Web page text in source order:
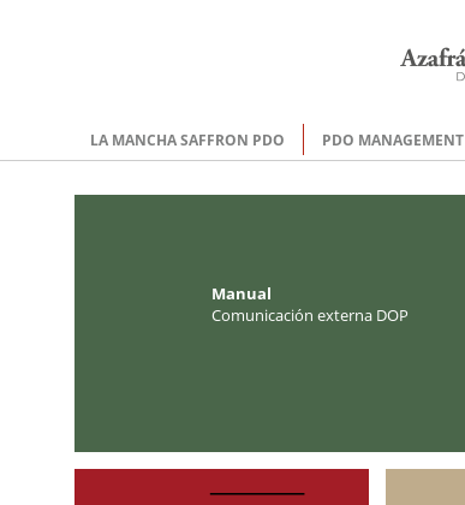
LA MANCHA SAFFRON PDO PDO MANAGEMENT
Manual
Comunicación externa DOP